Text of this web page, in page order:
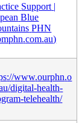
Support |
Blue
PHN
.com.au)
://www.ourphn.o
/digital-health-
-telehealth/